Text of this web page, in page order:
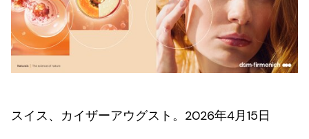
スイス、カイザーアウグスト。2026年4月15日